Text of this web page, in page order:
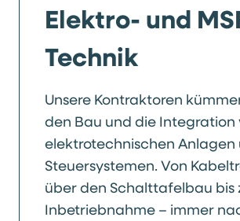
Elektro- und
Technik
Unsere Kontraktoren
den Bau und die Integration
elektrotechnischen Anlagen
Steuersystemen. Von
über den Schalttafelbau bis
Inbetriebnahme – immer